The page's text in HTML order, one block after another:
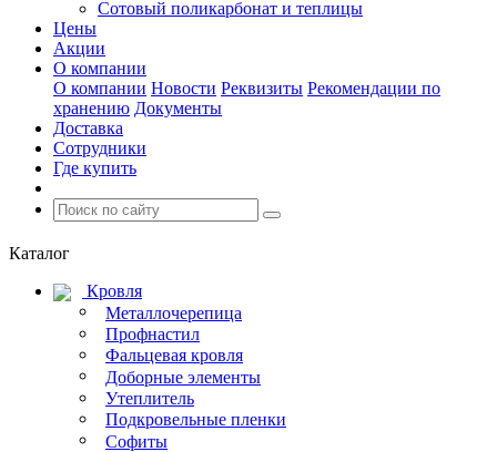
Сотовый поликарбонат и теплицы
Цены
Акции
О компании
О компании Новости Реквизиты Рекомендации по
хранению Документы
Доставка
Сотрудники
Где купить
Каталог
Кровля
Металлочерепица
Профнастил
Фальцевая кровля
Доборные элементы
Утеплитель
Подкровельные пленки
Софиты